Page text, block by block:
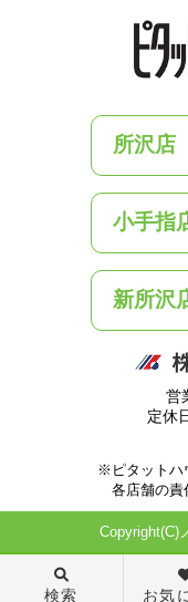
所沢店
小手指
新所沢
営
定休
※ピタットハ
各店舗の責
Copyright(C)
検索 お気